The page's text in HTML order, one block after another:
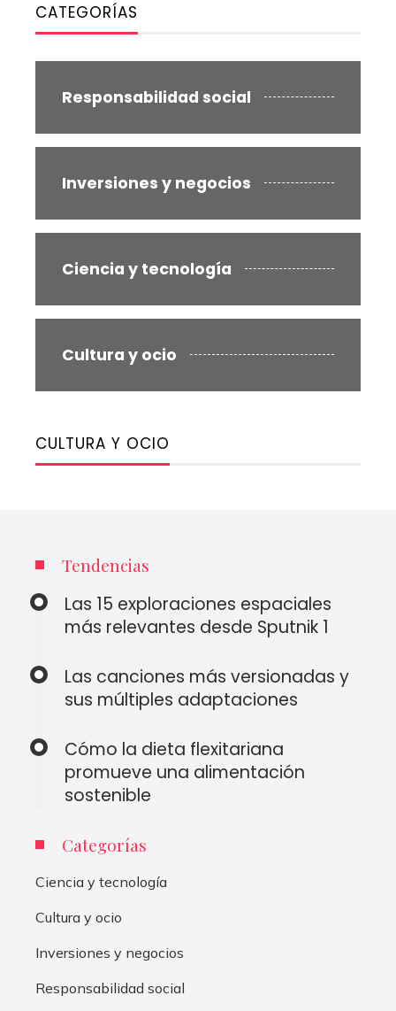
CATEGORÍAS
Responsabilidad social
Inversiones y negocios
Ciencia y tecnología
Cultura y ocio
CULTURA Y OCIO
Tendencias
Las 15 exploraciones espaciales
más relevantes desde Sputnik 1
Las canciones más versionadas y
sus múltiples adaptaciones
Cómo la dieta flexitariana
promueve una alimentación
sostenible
Categorías
Ciencia y tecnología
Cultura y ocio
Inversiones y negocios
Responsabilidad social